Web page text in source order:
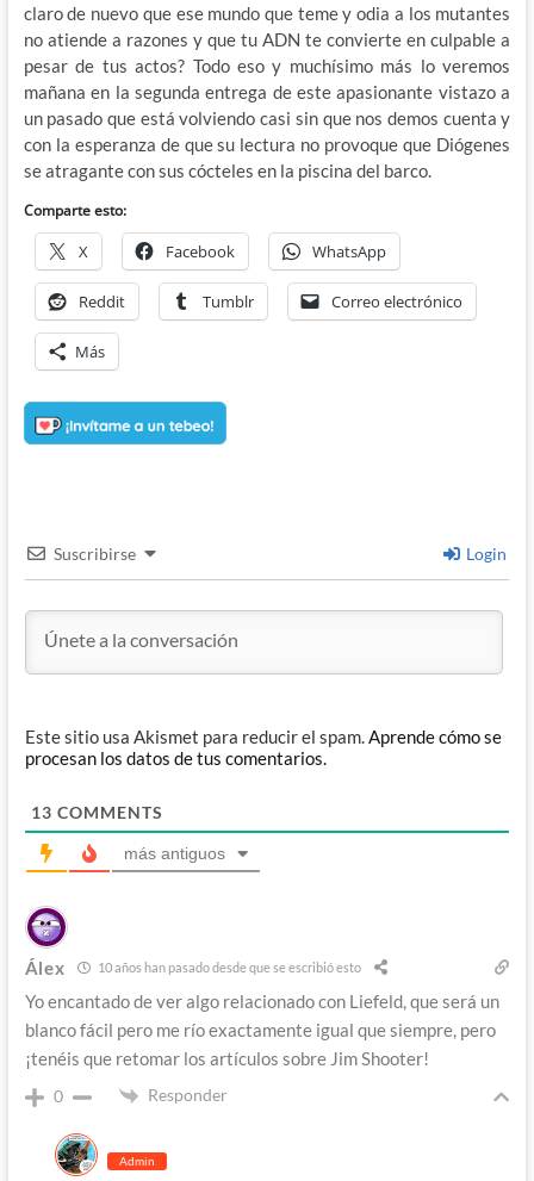
claro de nuevo que ese mundo que teme y odia a los mutantes
no atiende a razones y que tu ADN te convierte en culpable a
pesar de tus actos? Todo eso y muchísimo más lo veremos
mañana en la segunda entrega de este apasionante vistazo a
un pasado que está volviendo casi sin que nos demos cuenta y
con la esperanza de que su lectura no provoque que Diógenes
se atragante con sus cócteles en la piscina del barco.
Comparte esto:
X Facebook WhatsApp
Reddit Tumblr Correo electrónico
Más
Suscribirse Login
Este sitio usa Akismet para reducir el spam.Aprende cómo se
procesan los datos de tus comentarios.
13 COMMENTS
más antiguos
Álex 10 años han pasado desde que se escribió esto
Yo encantado de ver algo relacionado con Liefeld, que será un
blanco fácil pero me río exactamente igual que siempre, pero
¡tenéis que retomar los artículos sobre Jim Shooter!
0 Responder
Admin